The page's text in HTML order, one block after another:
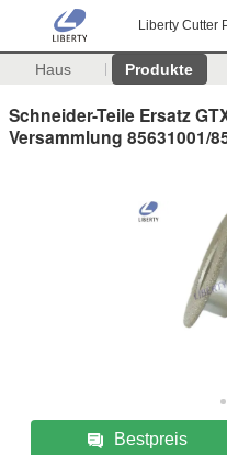
Liberty Cutter
Haus Produkte
Schneider-Teile Ersatz
Versammlung 85631001/
Bestpreis